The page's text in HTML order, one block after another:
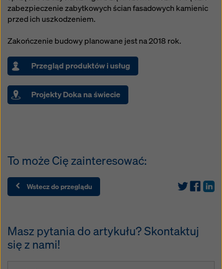
zabezpieczenie zabytkowych ścian fasadowych kamienic
przed ich uszkodzeniem.
Zakończenie budowy planowane jest na 2018 rok.
Przegląd produktów i usług
Projekty Doka na świecie
To może Cię zainteresować:
Wstecz do przeglądu
Masz pytania do artykułu? Skontaktuj
się z nami!